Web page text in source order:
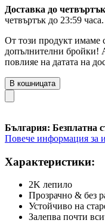
Доставка до
четвъртък до 23:59 часа.
От този продукт имаме
допълнителни бройки!
повлияе на датата на
В кошницата
България: Безплатна
Повече информация за
Характеристики:
2K лепило
Прозрачнo & без
Устойчивo на
Залепва почти